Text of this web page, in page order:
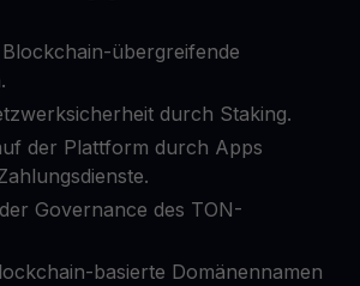
übergreifende
durch Staking.
der Plattform durch Apps
Governance des TON-
basierte Domänennamen